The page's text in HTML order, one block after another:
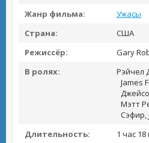
Жанр фильма:
Ужасы
Страна:
США
Режиссёр:
Gary
В ролях:
Рэйчел
James
Мэтт
Сэфир,
Длительность:
1 час